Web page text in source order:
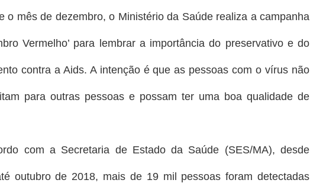
o mês de dezembro, o Ministério da Saúde realiza a campanha
Vermelho’ para lembrar a importância do preservativo e do
contra a Aids. A intenção é que as pessoas com o vírus não
para outras pessoas e possam ter uma boa qualidade de
com a Secretaria de Estado da Saúde (SES/MA), desde
outubro de 2018, mais de 19 mil pessoas foram detectadas